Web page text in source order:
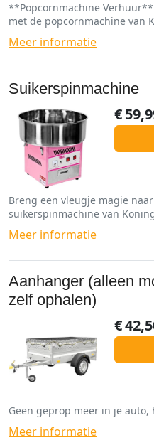
**Popcornmachine Verhuur** Maak uw event extra feestelijk
met de popcornmachine van
elk feest, bruiloft of
van verse popcorn!
Meer informatie
Suikerspinmachine
€
Breng een vleugje magie
suikerspinmachine van
geniet van heerlijk zoete
Meer informatie
Aanhanger (alleen
zelf ophalen)
€
Geen geprop meer in je
Meer informatie